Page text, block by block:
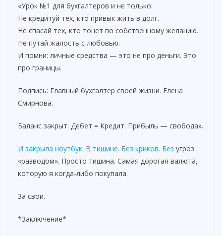
«Урок №1 для бухгалтеров и не только:
Не кредитуй тех, кто привык жить в долг.
Не спасай тех, кто тонет по собственному желанию.
Не путай жалость с любовью.
И помни: личные средства — это не про деньги. Это
про границы.
Подпись: Главный бухгалтер своей жизни. Елена
Смирнова.
Баланс закрыт. Дебет = Кредит. Прибыль — свобода».
И закрыла ноутбук. В тишине. Без криков. Без угроз
«разводом». Просто тишина. Самая дорогая валюта,
которую я когда-либо покупала.
За свои.
*Заключение*